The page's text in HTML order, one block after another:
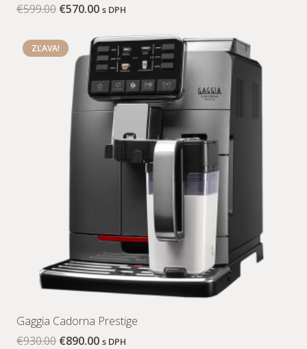
€599.00 €570.00 s DPH
ZĽAVA!
Gaggia Cadorna Prestige
€930.00 €890.00 s DPH